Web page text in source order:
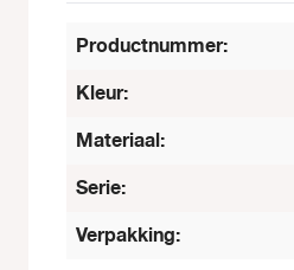
Productnummer:
Kleur:
Materiaal:
Serie:
Verpakking: